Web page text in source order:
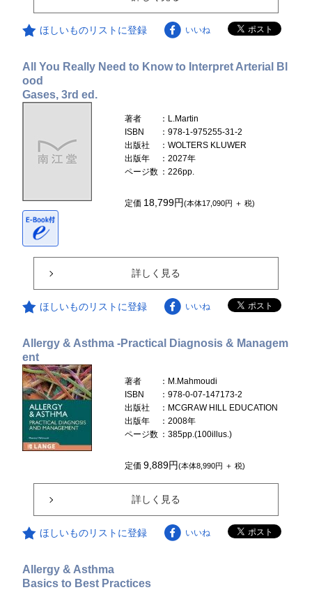
ほしいものリストに登録 いいね
All You Really Need to Know to Interpret Arterial Bl
ood
Gases, 3rd ed.
著者
：L.Martin
ISBN
：978-1-975255-31-2
出版社
：WOLTERS KLUWER
出版年
：2027年
ページ数 ：226pp.
定価 18,799円(本体17,090円 ＋ 税)
詳しく見る
ほしいものリストに登録 いいね
Allergy & Asthma -Practical Diagnosis & Managem
ent
著者
：M.Mahmoudi
ISBN
：978-0-07-147173-2
出版社
：MCGRAW HILL EDUCATION
出版年
：2008年
ページ数 ：385pp.(100illus.)
定価9,889円(本体8,990円 ＋ 税)
詳しく見る
ほしいものリストに登録 いいね
Allergy & Asthma
Basics to Best Practices